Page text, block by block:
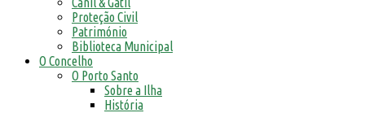
Proteção Civil
Património
Biblioteca Municipal
O Concelho
O Porto Santo
Sobre a Ilha
História